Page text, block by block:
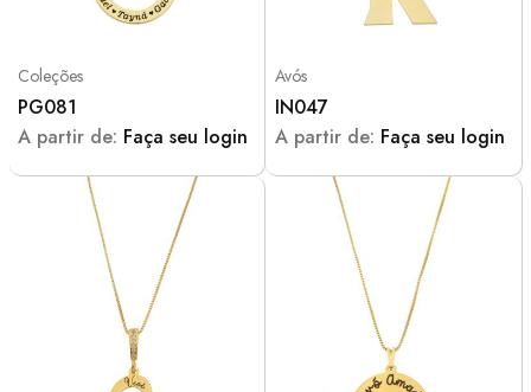
Coleções
PG081
A partir de: Faça seu login
Avós
IN047
A partir de: Faça seu login